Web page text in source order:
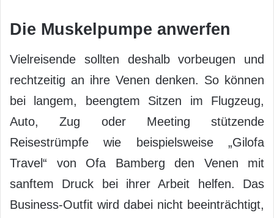
Die Muskelpumpe anwerfen
Vielreisende sollten deshalb vorbeugen und
rechtzeitig an ihre Venen denken. So können
bei langem, beengtem Sitzen im Flugzeug,
Auto, Zug oder Meeting stützende
Reisestrümpfe wie beispielsweise „Gilofa
Travel“ von Ofa Bamberg den Venen mit
sanftem Druck bei ihrer Arbeit helfen. Das
Business-Outfit wird dabei nicht beeinträchtigt,